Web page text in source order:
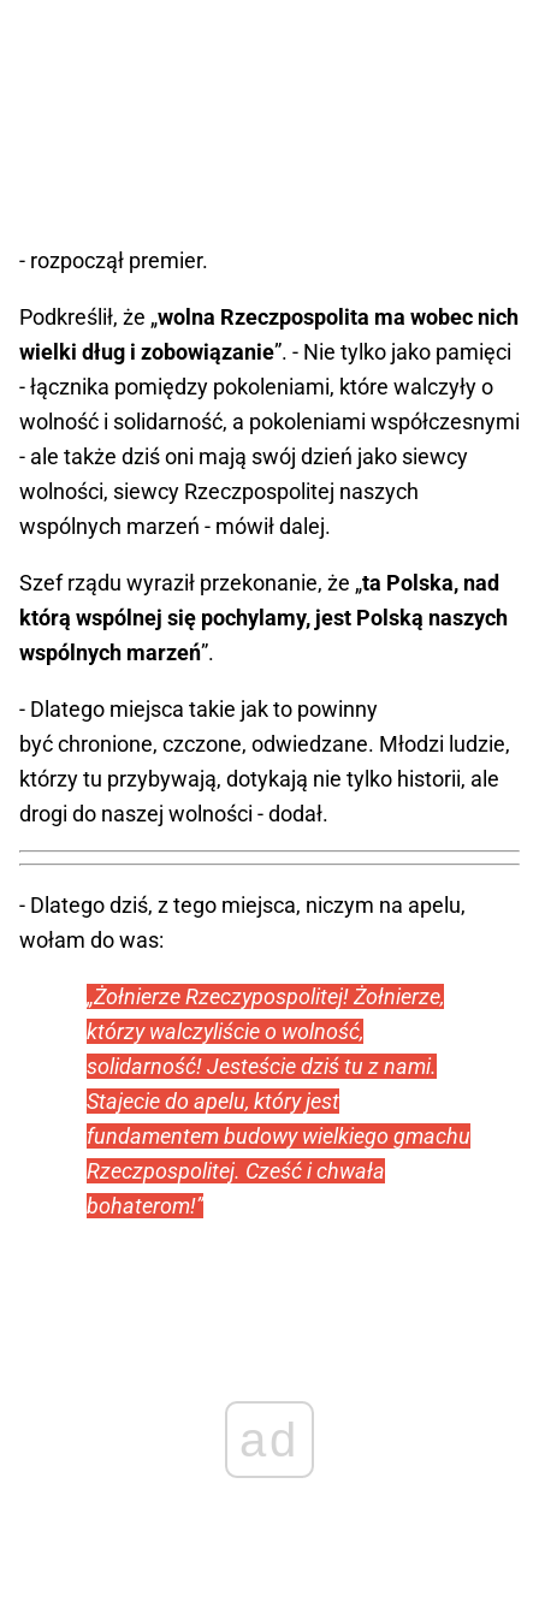
- rozpoczął premier.
Podkreślił, że „wolna Rzeczpospolita ma wobec nich
wielki dług i zobowiązanie”. - Nie tylko jako pamięci
- łącznika pomiędzy pokoleniami, które walczyły o
wolność i solidarność, a pokoleniami współczesnymi
- ale także dziś oni mają swój dzień jako siewcy
wolności, siewcy Rzeczpospolitej naszych
wspólnych marzeń - mówił dalej.
Szef rządu wyraził przekonanie, że „ta Polska, nad
którą wspólnej się pochylamy, jest Polską naszych
wspólnych marzeń”.
- Dlatego miejsca takie jak to powinny
być chronione, czczone, odwiedzane. Młodzi ludzie,
którzy tu przybywają, dotykają nie tylko historii, ale
drogi do naszej wolności - dodał.
- Dlatego dziś, z tego miejsca, niczym na apelu,
wołam do was:
„Żołnierze Rzeczypospolitej! Żołnierze,
którzy walczyliście o wolność,
solidarność! Jesteście dziś tu z nami.
Stajecie do apelu, który jest
fundamentem budowy wielkiego gmachu
Rzeczpospolitej. Cześć i chwała
bohaterom!”
ad